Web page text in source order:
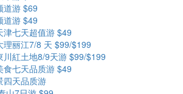
道游 $69
道游 $49
津七天超值游 $49
理丽江7/8 天 $99/$199
川紅土地8/9天游 $99/$199
食七天品质游 $49
四天品质游